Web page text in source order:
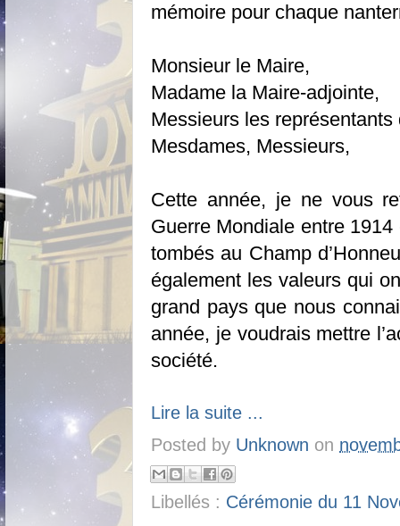
mémoire pour chaque
Monsieur le Maire,
Madame la Maire-adjointe,
Messieurs les
Mesdames, Messieurs,
Cette année, je ne vous
Guerre Mondiale entre
tombés au Champ
également les valeurs qui
grand pays que nous
année, je voudrais mettre
société.
Lire la suite ...
Posted by Unknown on
Libellés : Cérémonie du 11